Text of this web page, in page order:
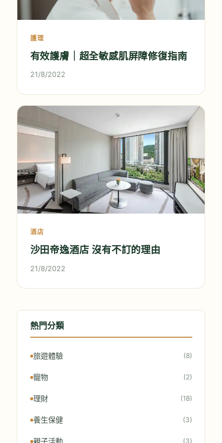
護理
有效護膚｜超全敏感肌屏障修復指南
21/8/2022
酒店
沙田帝逸酒店 沒有不訂的理由
21/8/2022
熱門分類
旅遊體驗 (8)
寵物 (2)
理財 (18)
養生保健 (3)
(3)